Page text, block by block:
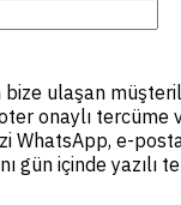
ulaşan
onaylı tercüme
WhatsApp, e-
gün içinde yazılı